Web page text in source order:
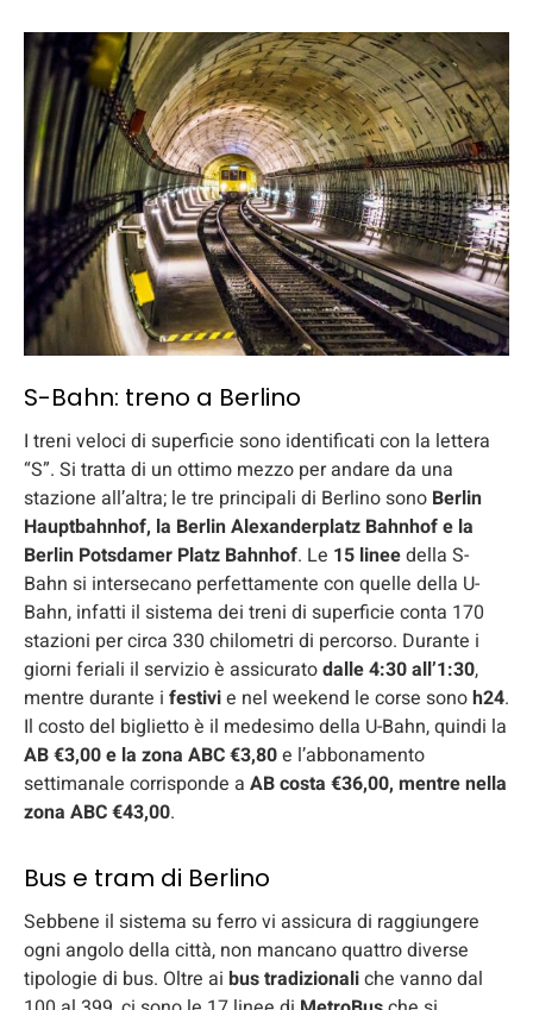
S-Bahn: treno a Berlino
I treni veloci di superficie sono identificati con la lettera
“S”. Si tratta di un ottimo mezzo per andare da una
stazione all’altra; le tre principali di Berlino sono Berlin
Hauptbahnhof, la Berlin Alexanderplatz Bahnhof e la
Berlin Potsdamer Platz Bahnhof. Le 15 lineedella S-
Bahn si intersecano perfettamente con quelle della U-
Bahn, infatti il sistema dei treni di superficie conta 170
stazioni per circa 330 chilometri di percorso. Durante i
giorni feriali il servizio è assicuratodalle 4:30 all’1:30,
mentre durante i festivie nel weekend le corse sonoh24.
Il costo del biglietto è il medesimo della U-Bahn, quindi la
AB €3,00 e la zona ABC €3,80e l’abbonamento
settimanale corrisponde a AB costa €36,00, mentre nella
zona ABC €43,00.
Bus e tram di Berlino
Sebbene il sistema su ferro vi assicura di raggiungere
ogni angolo della città, non mancano quattro diverse
tipologie di bus. Oltre ai bus tradizionaliche vanno dal